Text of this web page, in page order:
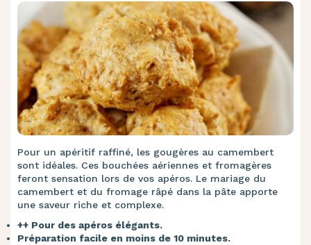
Pour un apéritif raffiné, les gougères au camembert
sont idéales. Ces bouchées aériennes et fromagères
feront sensation lors de vos apéros. Le mariage du
camembert et du fromage râpé dans la pâte apporte
une saveur riche et complexe.
++ Pour des apéros élégants.
Préparation facile en moins de 10 minutes.